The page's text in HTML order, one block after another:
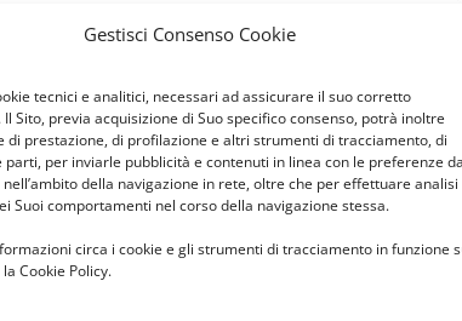
Gestisci Consenso Cookie
tecnici e analitici, necessari ad assicurare il suo corretto
Sito, previa acquisizione di Suo specifico consenso, potrà inoltre
di prestazione, di profilazione e altri strumenti di tracciamento, di
parti, per inviarle pubblicità e contenuti in linea con le preferenze
della navigazione in rete, oltre che per effettuare analisi
Suoi comportamenti nel corso della navigazione stessa.
circa i cookie e gli strumenti di tracciamento in funzione
Cookie Policy.
dell’offerta formativa (ad esempio
organi d’istituto.
per le detrazioni 730 – rette
per visualizzare e stampare la
al SOLO pagamento della refezione